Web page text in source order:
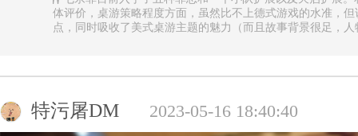
体评价，桌游策略程度方面，虽然比不上德式游戏的水准，
点，同时吸收了美式桌游主题的魅力（而且故事背景很足，
事推进，化身降临，如若不慎，充满力量的化身必将索去英
罪恶中最有气势的，很不错，而作为拓展中的天启和天启四
特污屠DM 2023-05-16 18:40:40